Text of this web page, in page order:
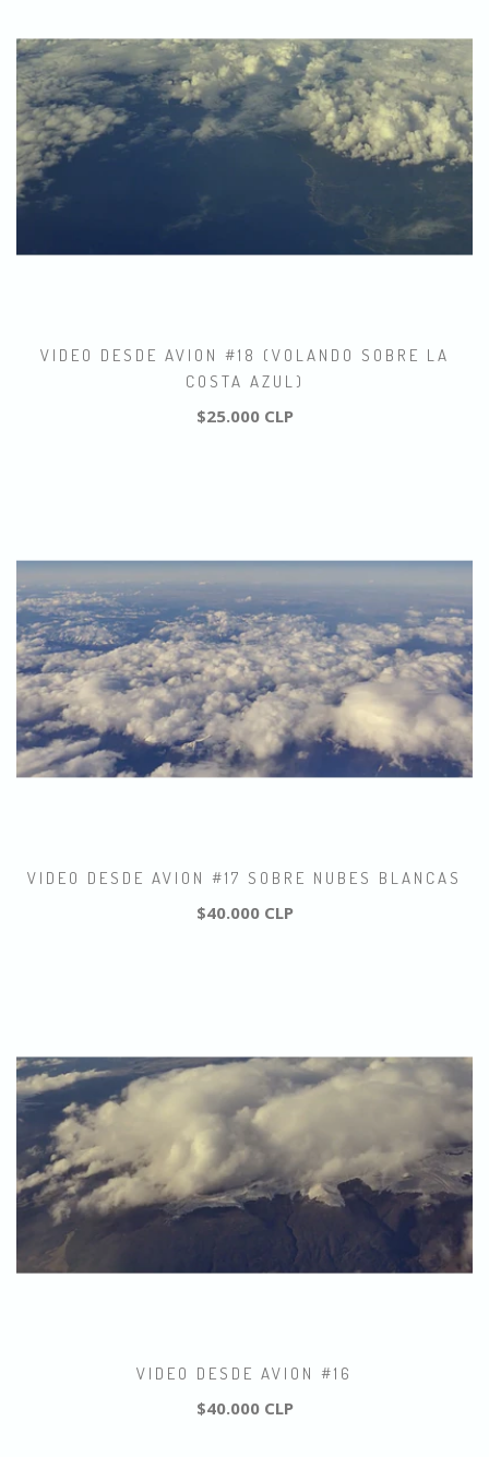
VIDEO DESDE AVION #18 (VOLANDO SOBRE LA
COSTA AZUL)
$25.000 CLP
VIDEO DESDE AVION #17 SOBRE NUBES BLANCAS
$40.000 CLP
VIDEO DESDE AVION #16
$40.000 CLP